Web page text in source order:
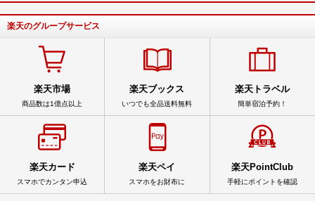
楽天のグループサービス
楽天市場
商品数は1億点以上
楽天ブックス
いつでも全品送料無料
楽天トラベル
簡単宿泊予約！
楽天カード
スマホでカンタン申込
楽天ペイ
スマホをお財布に
楽天PointClub
手軽にポイントを確認